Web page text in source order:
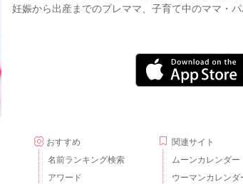
妊娠から出産までのプレママ、子育て中のママ・
おすすめ
名前ランキング検索
アワード
関連サイト
ムーンカレンダー
ウーマンカレンダ